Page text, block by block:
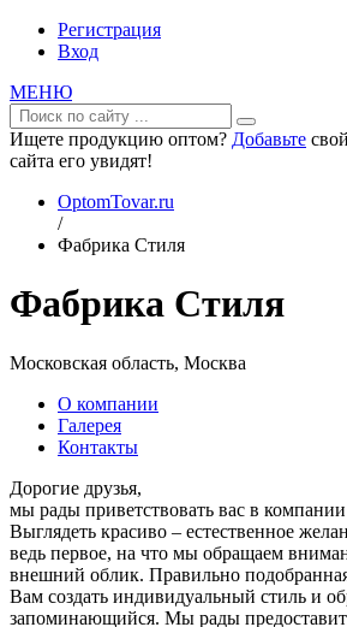
Регистрация
Вход
МЕНЮ
Ищете продукцию оптом? Добавьте
сайта его увидят!
OptomTovar.ru
/
Фабрика Стиля
Фабрика Стиля
Московская область, Москва
О компании
Галерея
Контакты
Дорогие друзья,
мы рады приветствовать вас в
Выглядеть красиво – естественное
ведь первое, на что мы обращаем
внешний облик. Правильно
Вам создать индивидуальный стиль и
запоминающийся. Мы рады